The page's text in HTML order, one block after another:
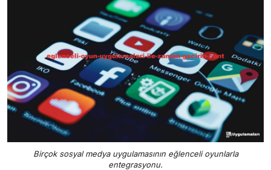
Birçok sosyal medya uygulamasının eğlenceli oyunlarla
entegrasyonu.